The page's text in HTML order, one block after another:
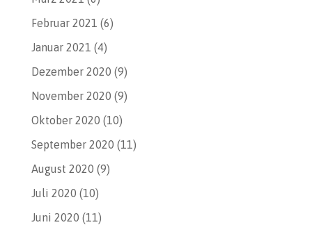
Februar 2021 (6)
Januar 2021 (4)
Dezember 2020 (9)
November 2020 (9)
Oktober 2020 (10)
September 2020 (11)
August 2020 (9)
Juli 2020 (10)
Juni 2020 (11)